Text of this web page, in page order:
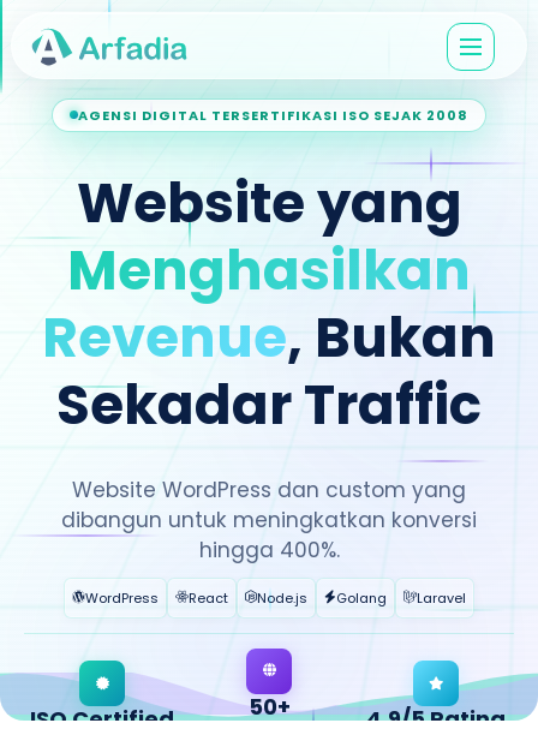
AGENSI DIGITAL TERSERTIFIKASI ISO SEJAK 2008
Website yang
Menghasilkan
Revenue, Bukan
Sekadar Traffic
Website WordPress dan custom yang
dibangun untuk meningkatkan konversi
hingga 400%.
WordPress React Node.js Golang Laravel
ISO Certified
50+
4,9/5 Rating